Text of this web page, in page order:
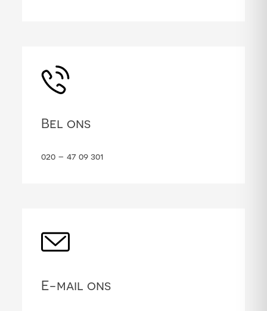
Bel ons
020 – 47 09 301
E-mail ons